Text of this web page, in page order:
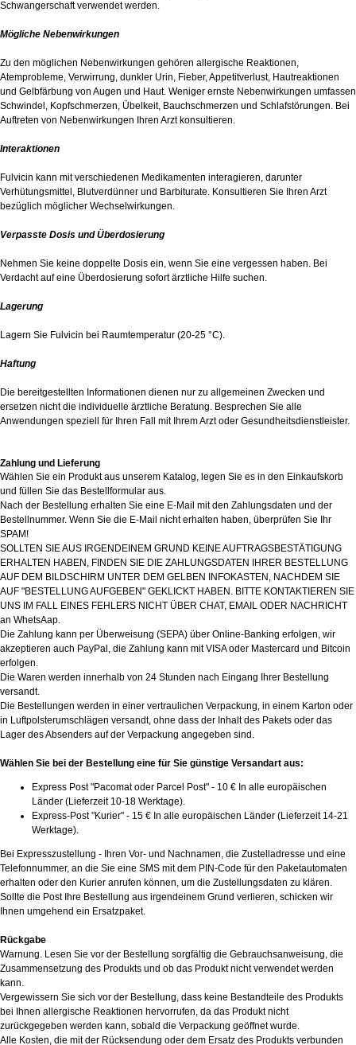
Schwangerschaft verwendet werden.
Mögliche Nebenwirkungen
Zu den möglichen Nebenwirkungen gehören allergische Reaktionen,
Atemprobleme, Verwirrung, dunkler Urin, Fieber, Appetitverlust, Hautreaktionen
und Gelbfärbung von Augen und Haut. Weniger ernste Nebenwirkungen umfassen
Schwindel, Kopfschmerzen, Übelkeit, Bauchschmerzen und Schlafstörungen. Bei
Auftreten von Nebenwirkungen Ihren Arzt konsultieren.
Interaktionen
Fulvicin kann mit verschiedenen Medikamenten interagieren, darunter
Verhütungsmittel, Blutverdünner und Barbiturate. Konsultieren Sie Ihren Arzt
bezüglich möglicher Wechselwirkungen.
Verpasste Dosis und Überdosierung
Nehmen Sie keine doppelte Dosis ein, wenn Sie eine vergessen haben. Bei
Verdacht auf eine Überdosierung sofort ärztliche Hilfe suchen.
Lagerung
Lagern Sie Fulvicin bei Raumtemperatur (20-25 °C).
Haftung
Die bereitgestellten Informationen dienen nur zu allgemeinen Zwecken und
ersetzen nicht die individuelle ärztliche Beratung. Besprechen Sie alle
Anwendungen speziell für Ihren Fall mit Ihrem Arzt oder Gesundheitsdienstleister.
Zahlung und Lieferung
Wählen Sie ein Produkt aus unserem Katalog, legen Sie es in den Einkaufskorb
und füllen Sie das Bestellformular aus.
Nach der Bestellung erhalten Sie eine E-Mail mit den Zahlungsdaten und der
Bestellnummer. Wenn Sie die E-Mail nicht erhalten haben, überprüfen Sie Ihr
SPAM!
SOLLTEN SIE AUS IRGENDEINEM GRUND KEINE AUFTRAGSBESTÄTIGUNG
ERHALTEN HABEN, FINDEN SIE DIE ZAHLUNGSDATEN IHRER BESTELLUNG
AUF DEM BILDSCHIRM UNTER DEM GELBEN INFOKASTEN, NACHDEM SIE
AUF "BESTELLUNG AUFGEBEN" GEKLICKT HABEN. BITTE KONTAKTIEREN SIE
UNS IM FALL EINES FEHLERS NICHT ÜBER CHAT, EMAIL ODER NACHRICHT
an WhetsAap.
Die Zahlung kann per Überweisung (SEPA) über Online-Banking erfolgen, wir
akzeptieren auch PayPal, die Zahlung kann mit VISA oder Mastercard und Bitcoin
erfolgen.
Die Waren werden innerhalb von 24 Stunden nach Eingang Ihrer Bestellung
versandt.
Die Bestellungen werden in einer vertraulichen Verpackung, in einem Karton oder
in Luftpolsterumschlägen versandt, ohne dass der Inhalt des Pakets oder das
Lager des Absenders auf der Verpackung angegeben sind.
Wählen Sie bei der Bestellung eine für Sie günstige Versandart aus:
Express Post "Pacomat oder Parcel Post" - 10 € In alle europäischen
Länder (Lieferzeit 10-18 Werktage).
Express-Post "Kurier" - 15 € In alle europäischen Länder (Lieferzeit 14-21
Werktage).
Bei Expresszustellung - Ihren Vor- und Nachnamen, die Zustelladresse und eine
Telefonnummer, an die Sie eine SMS mit dem PIN-Code für den Paketautomaten
erhalten oder den Kurier anrufen können, um die Zustellungsdaten zu klären.
Sollte die Post Ihre Bestellung aus irgendeinem Grund verlieren, schicken wir
Ihnen umgehend ein Ersatzpaket.
Rückgabe
Warnung. Lesen Sie vor der Bestellung sorgfältig die Gebrauchsanweisung, die
Zusammensetzung des Produkts und ob das Produkt nicht verwendet werden
kann.
Vergewissern Sie sich vor der Bestellung, dass keine Bestandteile des Produkts
bei Ihnen allergische Reaktionen hervorrufen, da das Produkt nicht
zurückgegeben werden kann, sobald die Verpackung geöffnet wurde.
Alle Kosten, die mit der Rücksendung oder dem Ersatz des Produkts verbunden